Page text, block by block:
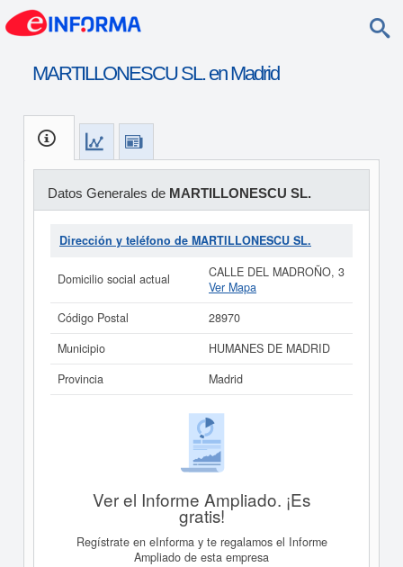
MARTILLONESCU SL. en Madrid
Datos Generales de MARTILLONESCU SL.
Dirección y teléfono de MARTILLONESCU SL.
Domicilio social actual
CALLE DEL MADROÑO, 3
Ver Mapa
Código Postal
28970
Municipio
HUMANES DE MADRID
Provincia
Madrid
Ver el Informe Ampliado. ¡Es
gratis!
Regístrate en eInforma y te regalamos el Informe
Ampliado de esta empresa